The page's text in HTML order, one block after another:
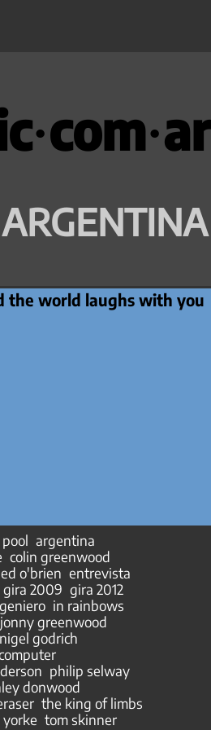
the world laughs with you
argentina
colin greenwood
ed o'brien entrevista
gira 2009 gira 2012
in rainbows
jonny greenwood
nigel godrich
philip selway
donwood
the king of limbs
tom skinner